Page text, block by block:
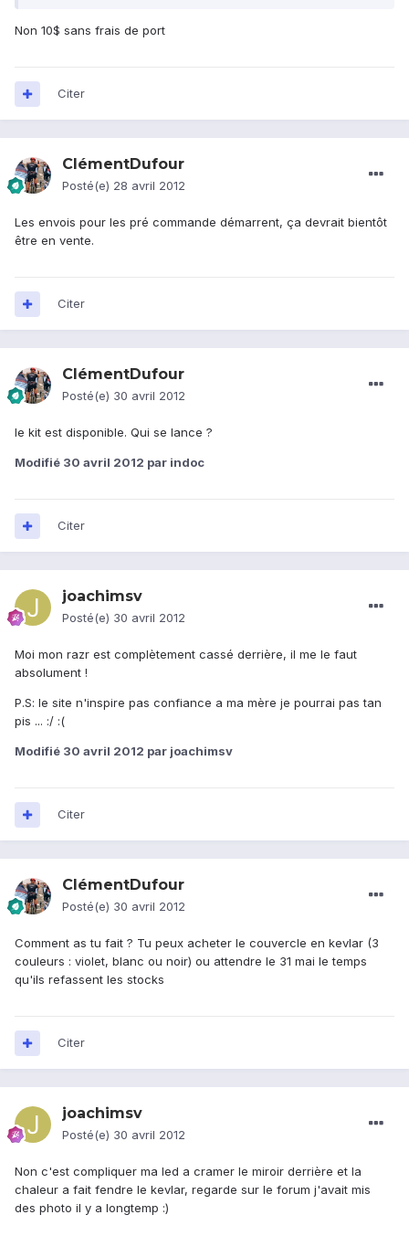
Non 10$ sans frais de port
Citer
ClémentDufour
Posté(e) 28 avril 2012
Les envois pour les pré commande démarrent, ça devrait bientôt
être en vente.
Citer
ClémentDufour
Posté(e) 30 avril 2012
le kit est disponible. Qui se lance ?
Modifié 30 avril 2012 par indoc
Citer
joachimsv
Posté(e) 30 avril 2012
Moi mon razr est complètement cassé derrière, il me le faut
absolument !
P.S: le site n'inspire pas confiance a ma mère je pourrai pas tan
pis ... :/ :(
Modifié 30 avril 2012 par joachimsv
Citer
ClémentDufour
Posté(e) 30 avril 2012
Comment as tu fait ? Tu peux acheter le couvercle en kevlar (3
couleurs : violet, blanc ou noir) ou attendre le 31 mai le temps
qu'ils refassent les stocks
Citer
joachimsv
Posté(e) 30 avril 2012
Non c'est compliquer ma led a cramer le miroir derrière et la
chaleur a fait fendre le kevlar, regarde sur le forum j'avait mis
des photo il y a longtemp :)